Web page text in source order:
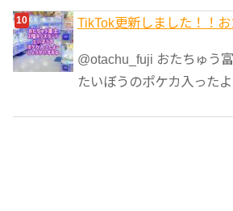
TikTok更新しました！！
@otachu_fuji おたちゅう
たいぼうのポケカ入った